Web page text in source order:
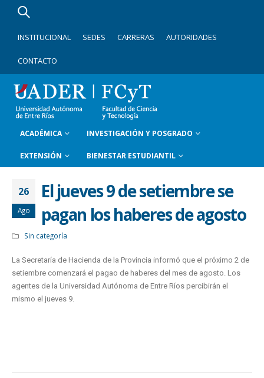
INSTITUCIONAL SEDES CARRERAS AUTORIDADES
CONTACTO
ACADÉMICA INVESTIGACIÓN Y POSGRADO
EXTENSIÓN BIENESTAR ESTUDIANTIL
26
Ago
El jueves 9 de setiembre se
pagan los haberes de agosto
Sin categoría
La Secretaría de Hacienda de la Provincia informó que el próximo 2 de
setiembre comenzará el pagao de haberes del mes de agosto. Los
agentes de la Universidad Autónoma de Entre Ríos percibirán el
mismo el jueves 9.